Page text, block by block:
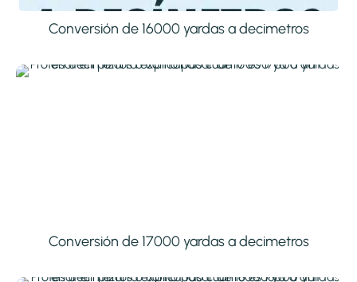
Conversión de 16000 yardas a decimetros
Conversión de 17000 yardas a decimetros